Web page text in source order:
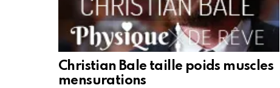
Christian Bale taille poids muscles
mensurations